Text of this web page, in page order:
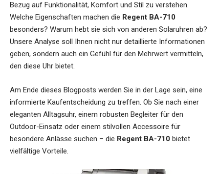
Bezug auf Funktionalität, Komfort und Stil zu verstehen.
Welche Eigenschaften machen die Regent BA-710
besonders? Warum hebt sie sich von anderen Solaruhren ab?
Unsere Analyse soll Ihnen nicht nur detaillierte Informationen
geben, sondern auch ein Gefühl für den Mehrwert vermitteln,
den diese Uhr bietet.
Am Ende dieses Blogposts werden Sie in der Lage sein, eine
informierte Kaufentscheidung zu treffen. Ob Sie nach einer
eleganten Alltagsuhr, einem robusten Begleiter für den
Outdoor-Einsatz oder einem stilvollen Accessoire für
besondere Anlässe suchen – die Regent BA-710 bietet
vielfältige Vorteile.